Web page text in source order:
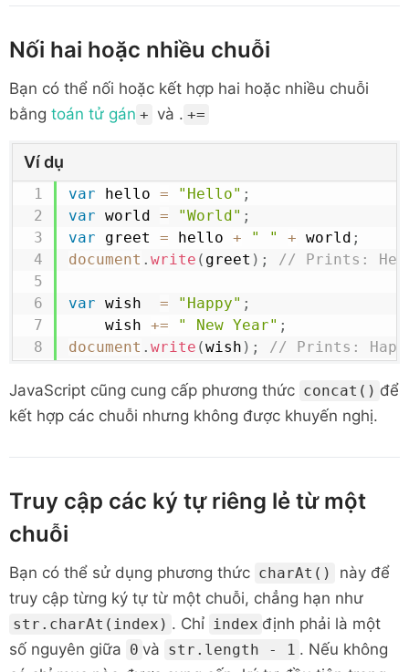
Nối hai hoặc nhiều chuỗi
Bạn có thể nối hoặc kết hợp hai hoặc nhiều chuỗi
bằng toán tử gán + và . +=
Ví dụ
var hello = "Hello" ;
var world = "World" ;
var greet = hello + " " + world ;
document . write ( greet ) ; // Prints:
var wish = "Happy" ;
    wish
+= " New Year" ;
document . write (wish ) ; // Prints:
JavaScript cũng cung cấp phương thức concat() để
kết hợp các chuỗi nhưng không được khuyến nghị.
Truy cập các ký tự riêng lẻ từ một
chuỗi
Bạn có thể sử dụng phương thức charAt()
này để
truy cập từng ký tự từ một chuỗi, chẳng hạn như
str.charAt(index) . Chỉ index định phải là một
số nguyên giữa 0 và str.length - 1 . Nếu không